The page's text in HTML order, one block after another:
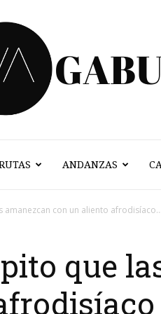
ANDANZAS
con un aliento afrodisíaco...
que